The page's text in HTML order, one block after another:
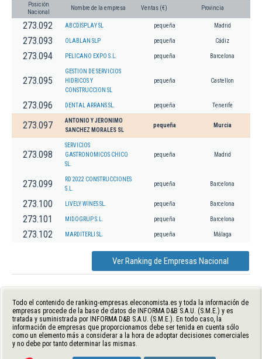
Posición
Nacional
Nombre de la empresa Ventas (€) Provincia
273.092 ABCDISPLAY SL pequeña Madrid
273.093 OLABLAN SLP pequeña Cádiz
273.094 PELICANO EXPO S.L. pequeña Barcelona
273.095
GESTION DE SERVICIOS
HIDRICOS Y
CONSTRUCCION SL
pequeña Castellon
273.096 DENTAL ARRANS SL. pequeña Tenerife
273.097
ANTONIO Y JERONIMO
SANCHEZ MORALES SL
pequeña Murcia
273.098
SERVICIOS
GASTRONOMICOS CHICO
SL.
pequeña Madrid
273.099
RD 2022 CONSTRUCCIONES
S.L.
pequeña Barcelona
273.100 LIVELY WINES SL. pequeña Barcelona
273.101 MIDOGRUP S.L. pequeña Barcelona
273.102 MARDITERLI SL. pequeña Málaga
Ver Ranking de Empresas Nacional
Todo el contenido de ranking-empresas.eleconomista.es y toda la información de
empresas procede de la base de datos de INFORMA D&B S.A.U. (S.M.E.) y es
tratada y suministrada por INFORMA D&B S.A.U. (S.M.E.). En todo caso, la
información de empresas que proporcionamos debe ser tenida en cuenta sólo
como un elemento más a considerar a la hora de adoptar decisiones comerciales
y no debe por tanto determinar las mismas.